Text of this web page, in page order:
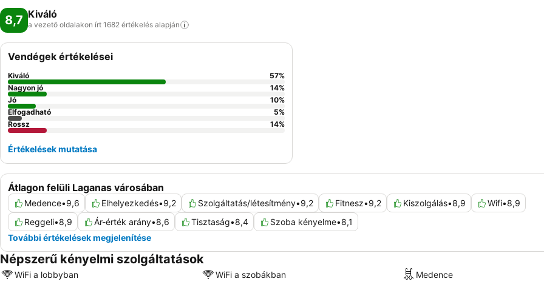
8,7 Kiváló
a vezető oldalakon írt 1682 értékelés alapján
Átlagon felüli Laganas városában
Medence•9,6 Elhelyezkedés•9,2 Szolgáltatás/létesítmény•9,2 Fitnesz•9,2 Kiszolgálás•8,9 Wifi•8,9
Reggeli•8,9 Ár-érték arány•8,6 Tisztaság•8,4 Szoba kényelme•8,1
További értékelések megjelenítése
Vendégek értékelései
Kiváló 57%
Nagyon jó
14%
Jó
10%
Elfogadható
5%
Rossz
14%
Értékelések mutatása
Népszerű kényelmi szolgáltatások
WiFi a lobbyban WiFi a szobákban Medence